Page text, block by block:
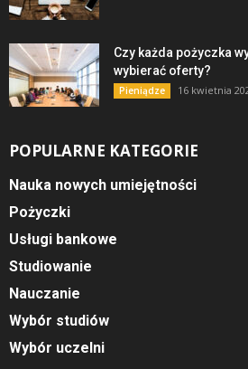
Czy każda pożyczka
wybierać oferty?
Pieniądze 16 kwietnia
POPULARNE KATEGORIE
Nauka nowych umiejętności
Pożyczki
Usługi bankowe
Studiowanie
Nauczanie
Wybór studiów
Wybór uczelni